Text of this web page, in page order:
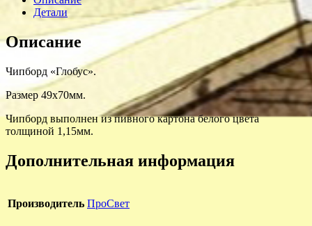
Детали
Описание
Чипборд «Глобус».
Размер 49х70мм.
Чипборд выполнен из пивного картона белого цвета
толщиной 1,15мм.
Дополнительная информация
Производитель ПроСвет